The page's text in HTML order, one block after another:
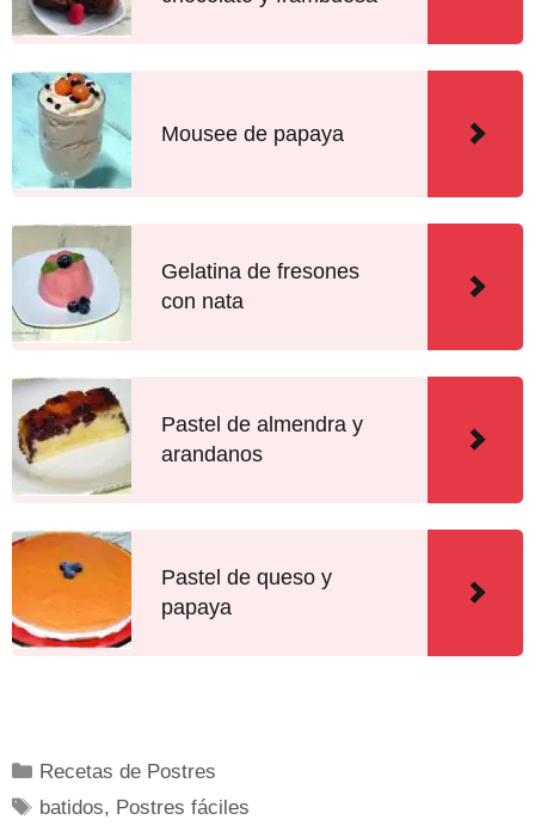
Mousee de papaya
Gelatina de fresones
con nata
Pastel de almendra y
arandanos
Pastel de queso y
papaya
Recetas de Postres
batidos, Postres fáciles